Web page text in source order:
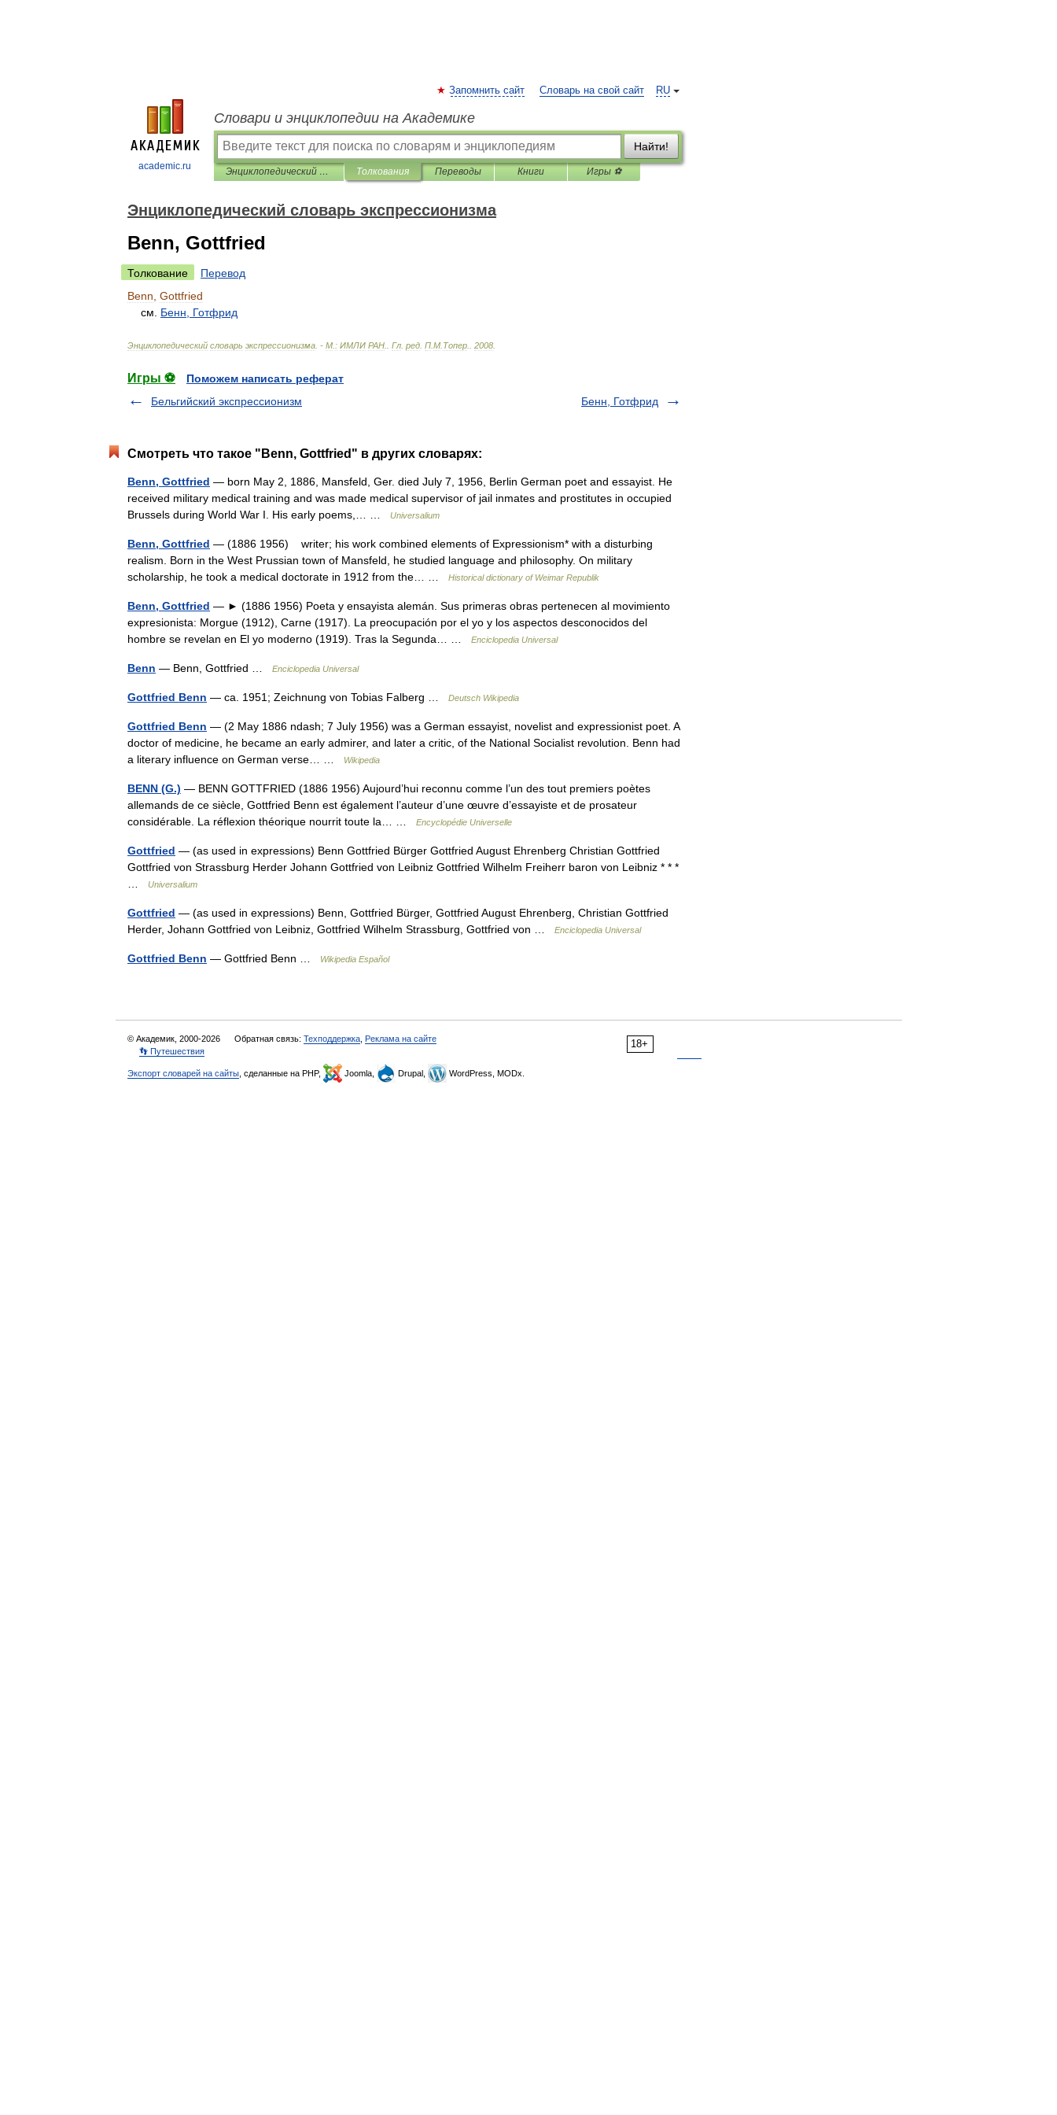
academic.ru
RU
Запомнить сайт Словарь на свой сайт
Словари и энциклопедии на Академике
Найти!
Энциклопедический словарь экспрессионизма Толкования Переводы Книги Игры ⚽
Энциклопедический словарь экспрессионизма
Benn, Gottfried
Толкование
Перевод
Benn Gottfried
см
Бенн Готфрид
Энциклопедический словарь экспрессионизма . - М : ИМЛИ РАН Гл ред П М Топер 2008
Игры ⚽
Поможем написать реферат
Бельгийский экспрессионизм
Бенн, Готфрид
Смотреть что такое "Benn, Gottfried" в других словарях:
Benn, Gottfried — born May 2, 1886, Mansfeld, Ger. died July 7, 1956, Berlin German poet and essayist. He
received military medical training and was made medical supervisor of jail inmates and prostitutes in occupied
Brussels during World War I. His early poems,… …
Universalium
Benn, Gottfried — (1886 1956) writer; his work combined elements of Expressionism* with a disturbing
realism. Born in the West Prussian town of Mansfeld, he studied language and philosophy. On military
scholarship, he took a medical doctorate in 1912 from the… …
Historical dictionary of Weimar Republik
Benn, Gottfried — ► (1886 1956) Poeta y ensayista alemán. Sus primeras obras pertenecen al movimiento
expresionista: Morgue (1912), Carne (1917). La preocupación por el yo y los aspectos desconocidos del
hombre se revelan en El yo moderno (1919). Tras la Segunda… …
Enciclopedia Universal
Benn — Benn, Gottfried … Enciclopedia Universal
Gottfried Benn — ca. 1951; Zeichnung von Tobias Falberg … Deutsch Wikipedia
Gottfried Benn — (2 May 1886 ndash; 7 July 1956) was a German essayist, novelist and expressionist poet. A
doctor of medicine, he became an early admirer, and later a critic, of the National Socialist revolution. Benn had
a literary influence on German verse… …
Wikipedia
BENN (G.) — BENN GOTTFRIED (1886 1956) Aujourd’hui reconnu comme l’un des tout premiers poètes
allemands de ce siècle, Gottfried Benn est également l’auteur d’une œuvre d’essayiste et de prosateur
considérable. La réflexion théorique nourrit toute la… …
Encyclopédie Universelle
Gottfried — (as used in expressions) Benn Gottfried Bürger Gottfried August Ehrenberg Christian Gottfried
Gottfried von Strassburg Herder Johann Gottfried von Leibniz Gottfried Wilhelm Freiherr baron von Leibniz * * *
Universalium
Gottfried — (as used in expressions) Benn, Gottfried Bürger, Gottfried August Ehrenberg, Christian Gottfried
Herder, Johann Gottfried von Leibniz, Gottfried Wilhelm Strassburg, Gottfried von …
Enciclopedia Universal
Gottfried Benn — Gottfried Benn … Wikipedia Español
18+
© Академик, 2000-2026 Обратная связь: Техподдержка Реклама на сайте
👣 Путешествия
Экспорт словарей на сайты , сделанные на PHP, Joomla, Drupal, WordPress, MODx.